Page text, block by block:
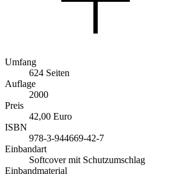
Umfang
624 Seiten
Auflage
2000
Preis
42,00 Euro
ISBN
978-3-944669-42-7
Einbandart
Softcover mit Schutzumschlag
Einbandmaterial